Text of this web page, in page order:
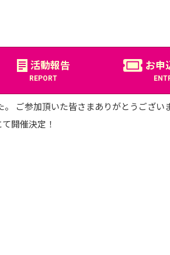
活動報告
REPORT
お申
ご参加頂いた皆さまありがとうござい
開催決定！